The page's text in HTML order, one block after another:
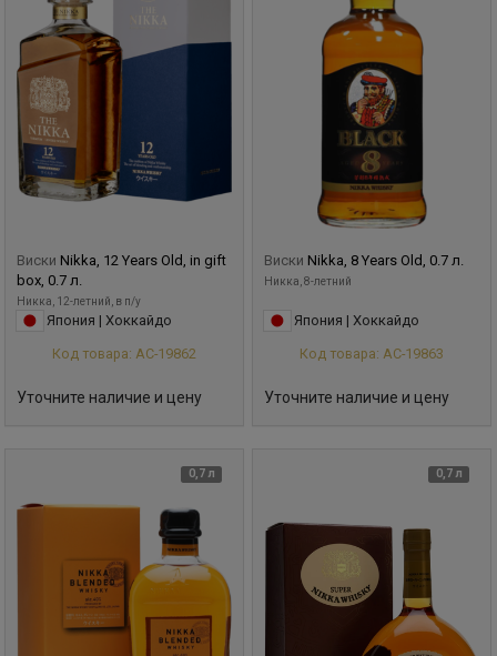
Виски Nikka, 12 Years Old, in gift
box, 0.7 л.
Никка, 12-летний, в п/у
Япония | Хоккайдо
Код товара: АС-19862
Уточните наличие и цену
Виски Nikka, 8 Years Old, 0.7 л.
Никка, 8-летний
Япония | Хоккайдо
Код товара: АС-19863
Уточните наличие и цену
0,7 л 0,7 л